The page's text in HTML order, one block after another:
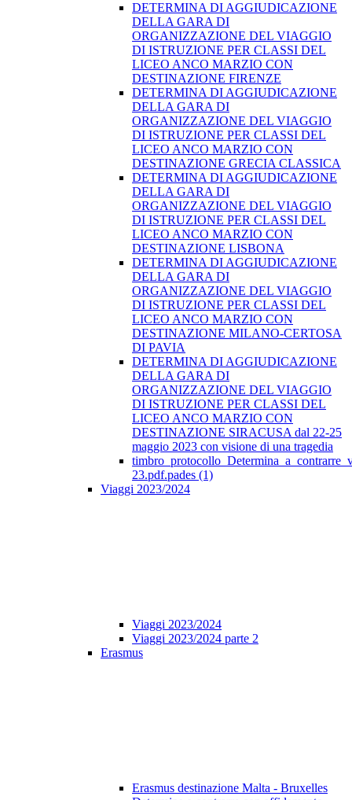
DETERMINA DI AGGIUDICAZIONE
DELLA GARA DI
ORGANIZZAZIONE DEL VIAGGIO
DI ISTRUZIONE PER CLASSI DEL
LICEO ANCO MARZIO CON
DESTINAZIONE FIRENZE
DETERMINA DI AGGIUDICAZIONE
DELLA GARA DI
ORGANIZZAZIONE DEL VIAGGIO
DI ISTRUZIONE PER CLASSI DEL
LICEO ANCO MARZIO CON
DESTINAZIONE GRECIA CLASSICA
DETERMINA DI AGGIUDICAZIONE
DELLA GARA DI
ORGANIZZAZIONE DEL VIAGGIO
DI ISTRUZIONE PER CLASSI DEL
LICEO ANCO MARZIO CON
DESTINAZIONE LISBONA
DETERMINA DI AGGIUDICAZIONE
DELLA GARA DI
ORGANIZZAZIONE DEL VIAGGIO
DI ISTRUZIONE PER CLASSI DEL
LICEO ANCO MARZIO CON
DESTINAZIONE MILANO-CERTOSA
DI PAVIA
DETERMINA DI AGGIUDICAZIONE
DELLA GARA DI
ORGANIZZAZIONE DEL VIAGGIO
DI ISTRUZIONE PER CLASSI DEL
LICEO ANCO MARZIO CON
DESTINAZIONE SIRACUSA dal 22-25
maggio 2023 con visione di una tragedia
23.pdf.pades (1)
Viaggi 2023/2024
Viaggi 2023/2024
Viaggi 2023/2024 parte 2
Erasmus
Erasmus destinazione Malta - Bruxelles